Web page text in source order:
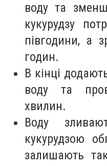
воду та
кукурудзу
півгодини, а
годин.
В кінці
воду та
хвилин.
Воду
кукурудзою
залишають